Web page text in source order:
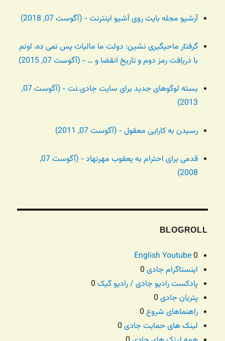
آرشیو مجله بایت روی آشیو اینترنت - (آگوست 07, 2018)
گرفتار ماحیگیری نشین: دولت ما مالیات پس نمی ده، اونم
با دریافت رمز دوم و تاریخ انقضا و … - (آگوست 07, 2015)
بسته لوگوهای جدید برای سایت جادی.نت - (آگوست 07,
2013)
رسیدن به کارایی معقول - (آگوست 07, 2011)
قدمی برای احترام به یعقوب مهرنهاد - (آگوست 07,
2008)
BLOGROLL
English Youtube0
اینستاگرام جادی
پادکست رادیو جادی / رادیو گیک
پتریان جادی
راهنماهای شروع
لینک های حمایت جادی